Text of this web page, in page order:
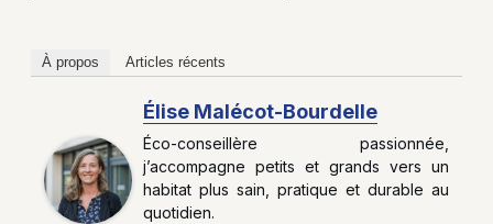
À propos Articles récents
Élise Malécot-Bourdelle
Éco-conseillère passionnée,
j’accompagne petits et grands vers un
habitat plus sain, pratique et durable au
quotidien.